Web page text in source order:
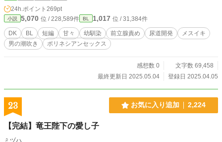
24h.ポイント 269pt
小説 5,070 位 / 228,589件 BL 1,017 位 / 31,384件
DK BL 短編 甘々 幼馴染 前立腺責め 尿道開発
メスイキ
男の潮吹き
ポリネシアンセックス
感想数 0
文字数 69,458
最終更新日 2025.05.04
登録日 2025.04.05
23 お気に入り追加 2,224
【完結】竜王陛下の愛し子
ミヅハ